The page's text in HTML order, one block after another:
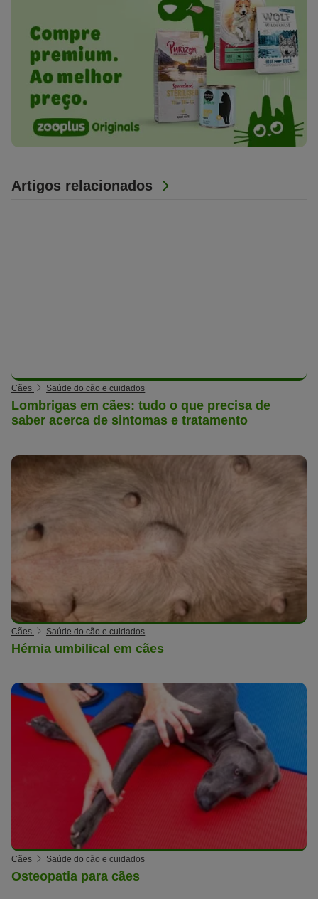
Artigos relacionados
Cães Saúde do cão e cuidados
Lombrigas em cães: tudo o que precisa de
saber acerca de sintomas e tratamento
Cães Saúde do cão e cuidados
Hérnia umbilical em cães
Cães Saúde do cão e cuidados
Osteopatia para cães